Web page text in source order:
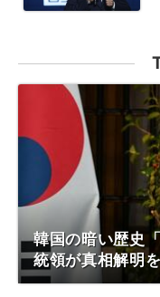
韓国の暗い歴史
統領が真相解明